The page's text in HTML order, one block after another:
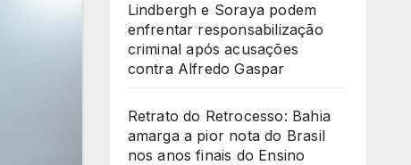
Lindbergh e Soraya podem
enfrentar responsabilização
criminal após acusações
contra Alfredo Gaspar
Retrato do Retrocesso: Bahia
amarga a pior nota do Brasil
nos anos finais do Ensino